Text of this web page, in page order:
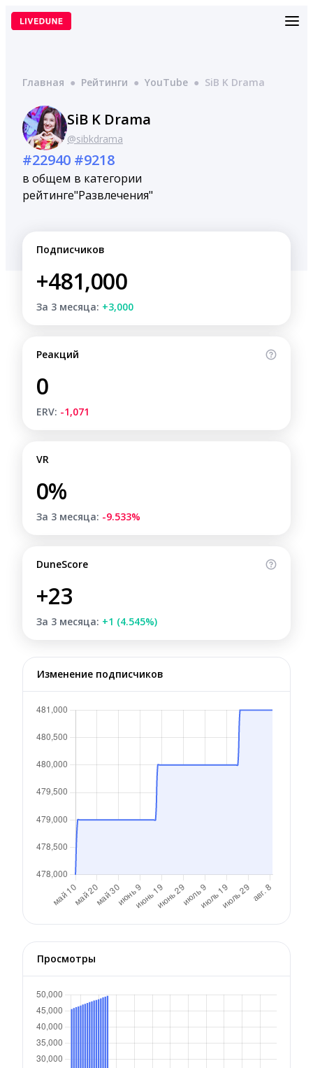
Перейти
Главная ● Рейтинги ● YouTube ● SiB K Drama
SiB K Drama
@sibkdrama
#22940
в общем
рейтинге
#9218
в категории
"Развлечения"
Подписчиков
+481,000
За 3 месяца: +3,000
Реакций
0
ERV: -1,071
VR
0%
За 3 месяца: -9.533%
DuneScore
+23
За 3 месяца: +1 (4.545%)
Изменение подписчиков
Просмотры